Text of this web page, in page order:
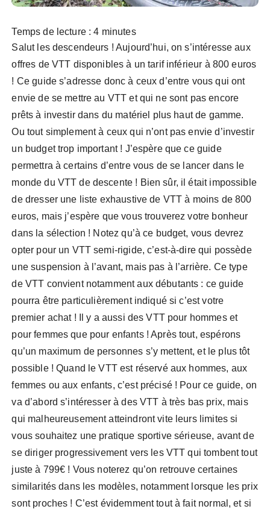
Temps de lecture :4 minutes
Salut les descendeurs ! Aujourd’hui, on s’intéresse aux
offres de VTT disponibles à un tarif inférieur à 800 euros
! Ce guide s’adresse donc à ceux d’entre vous qui ont
envie de se mettre au VTT et qui ne sont pas encore
prêts à investir dans du matériel plus haut de gamme.
Ou tout simplement à ceux qui n’ont pas envie d’investir
un budget trop important ! J’espère que ce guide
permettra à certains d’entre vous de se lancer dans le
monde du VTT de descente ! Bien sûr, il était impossible
de dresser une liste exhaustive de VTT à moins de 800
euros, mais j’espère que vous trouverez votre bonheur
dans la sélection ! Notez qu’à ce budget, vous devrez
opter pour un VTT semi-rigide, c’est-à-dire qui possède
une suspension à l’avant, mais pas à l’arrière. Ce type
de VTT convient notamment aux débutants : ce guide
pourra être particulièrement indiqué si c’est votre
premier achat ! Il y a aussi des VTT pour hommes et
pour femmes que pour enfants ! Après tout, espérons
qu’un maximum de personnes s’y mettent, et le plus tôt
possible ! Quand le VTT est réservé aux hommes, aux
femmes ou aux enfants, c’est précisé ! Pour ce guide, on
va d’abord s’intéresser à des VTT à très bas prix, mais
qui malheureusement atteindront vite leurs limites si
vous souhaitez une pratique sportive sérieuse, avant de
se diriger progressivement vers les VTT qui tombent tout
juste à 799€ ! Vous noterez qu’on retrouve certaines
similarités dans les modèles, notamment lorsque les prix
sont proches ! C’est évidemment tout à fait normal, et si